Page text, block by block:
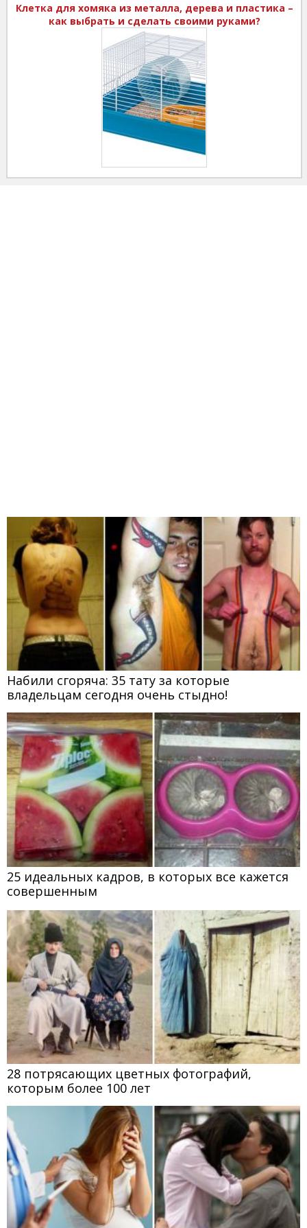
Клетка для хомяка из металла, дерева и пластика –
как выбрать и сделать своими руками?
Набили сгоряча: 35 тату за которые
владельцам сегодня очень стыдно!
25 идеальных кадров, в которых все кажется
совершенным
28 потрясающих цветных фотографий,
которым более 100 лет